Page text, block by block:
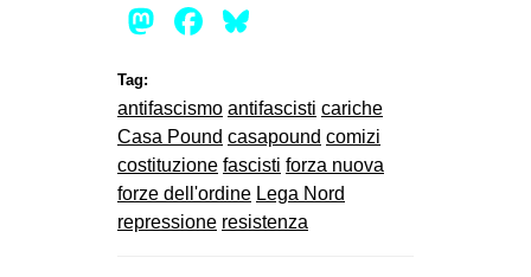
Mastodon
Facebook
Tag:
antifascismo antifascisti cariche
Casa Pound casapound comizi
costituzione fascisti forza nuova
forze dell'ordine Lega Nord
repressione resistenza